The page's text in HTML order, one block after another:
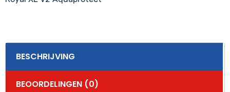
BESCHRIJVING
BEOORDELINGEN (0)